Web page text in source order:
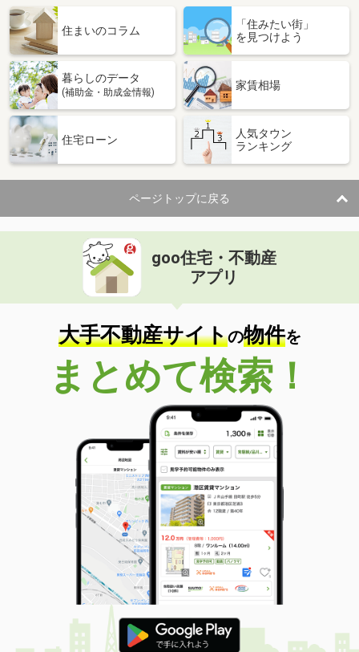
住まいのコラム
「住みたい街」
を見つけよう
暮らしのデータ
(補助金・助成金情報)
家賃相場
住宅ローン
人気タウン
ランキング
ページトップに戻る
goo住宅・不動産
アプリ
大手不動産サイトの物件を
まとめて検索！